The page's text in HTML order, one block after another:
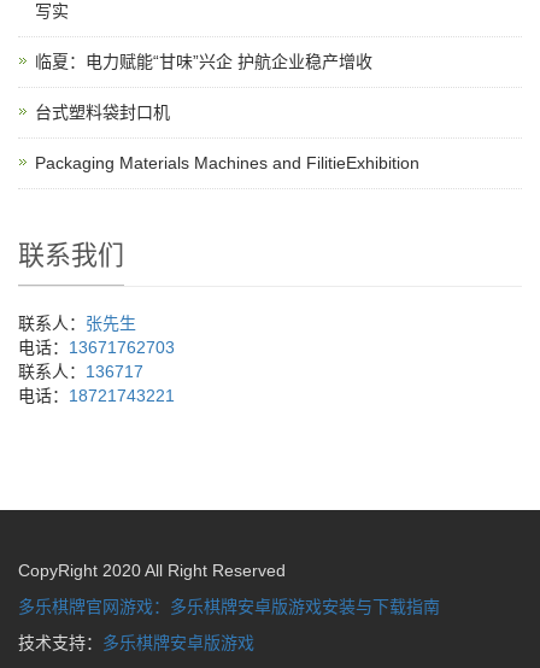
写实
临夏：电力赋能“甘味”兴企 护航企业稳产增收
台式塑料袋封口机
Packaging Materials Machines and FilitieExhibition
联系我们
联系人： 张先生
电话： 13671762703
联系人： 136717
电话： 18721743221
CopyRight 2020 All Right Reserved
多乐棋牌官网游戏：多乐棋牌安卓版游戏安装与下载指南
技术支持： 多乐棋牌安卓版游戏